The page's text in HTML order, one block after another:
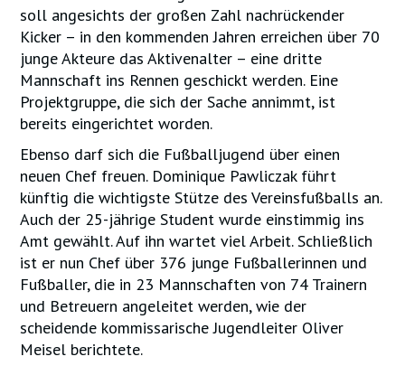
soll angesichts der großen Zahl nachrückender
Kicker – in den kommenden Jahren erreichen über 70
junge Akteure das Aktivenalter – eine dritte
Mannschaft ins Rennen geschickt werden. Eine
Projektgruppe, die sich der Sache annimmt, ist
bereits eingerichtet worden.
Ebenso darf sich die Fußballjugend über einen
neuen Chef freuen. Dominique Pawliczak führt
künftig die wichtigste Stütze des Vereinsfußballs an.
Auch der 25-jährige Student wurde einstimmig ins
Amt gewählt. Auf ihn wartet viel Arbeit. Schließlich
ist er nun Chef über 376 junge Fußballerinnen und
Fußballer, die in 23 Mannschaften von 74 Trainern
und Betreuern angeleitet werden, wie der
scheidende kommissarische Jugendleiter Oliver
Meisel berichtete.